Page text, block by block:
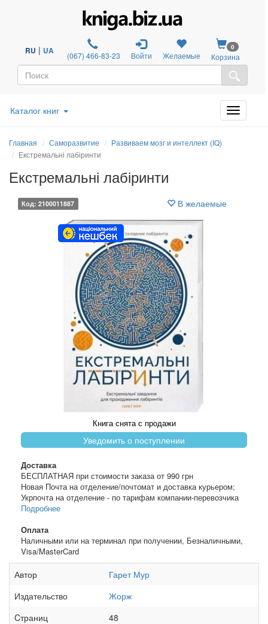
RU | UA (067) 466-83-23 Войти Желаемые
0
Корзина
Каталог книг
Главная Саморазвитие
Развиваем мозг и интеллект (IQ)
Екстремальні лабіринти
Екстремальні лабіринти
Код: 2100011887 В желаемые
Книга снята с продажи
Уведомить о поступлении
Доставка
БЕСПЛАТНАЯ при стоимости заказа от 990 грн
Новая Почта на отделение/почтомат и доставка курьером;
Укрпочта на отделение - по тарифам компании-перевозчика
Подробнее
Оплата
Наличными или на терминал при получении, Безналичными,
Visa/MasterCard
Автор
Гарет Мур
Издательство
Жорж
Cтраниц
48